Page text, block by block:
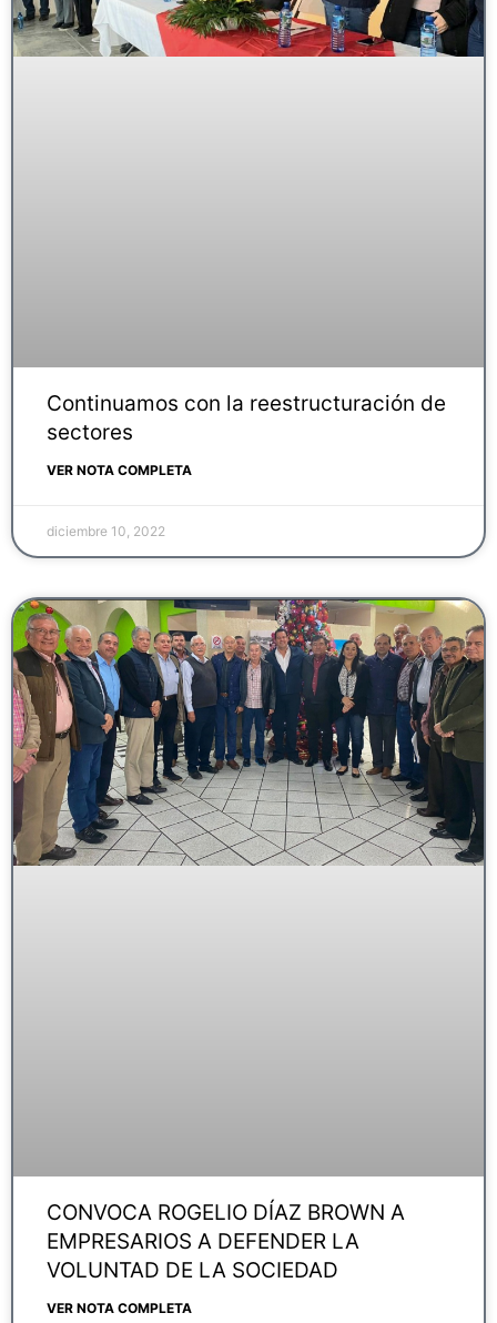
Continuamos con la reestructuración de
sectores
VER NOTA COMPLETA
diciembre 10, 2022
CONVOCA ROGELIO DÍAZ BROWN A
EMPRESARIOS A DEFENDER LA
VOLUNTAD DE LA SOCIEDAD
VER NOTA COMPLETA